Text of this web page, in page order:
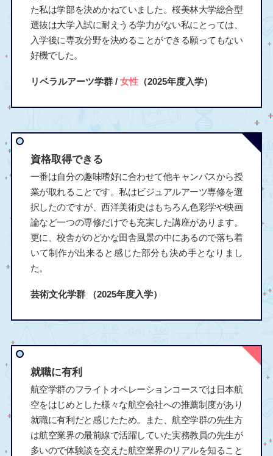
た私は学部を決めかねていました。桜美林大学総合型
選抜は大学入試に耐えうる学力がない私にとっては、
入学後に専攻分野を決めることができる願ってもない
好機でした。
リベラルアーツ学群 / 女性（2025年度入学）
資格取得できる
一番は自分の趣味嗜好に合わせて他キャンパスから授
業が取れることです。私はビジュアルアーツ専修を選
択したのですが、西洋美術史はもちろん色彩学や映画
論など一つの専修だけでも充実した講座があります。
更に、校舎がのどかな田舎風景の中にあるので落ち着
いて制作が出来ると感じた部分も決め手となりまし
た。
芸術文化学群 （2025年度入学）
就職に有利
航空学群のフライトオペレーションコースでは日本航
空をはじめとした様々な航空会社への推薦制度があり
就職に有利だと感じたため。また、航空学群の先生方
は航空業界の最前線で活躍していた実務教員の先生が
多いので体験談を交えた航空業界のリアルを知ること